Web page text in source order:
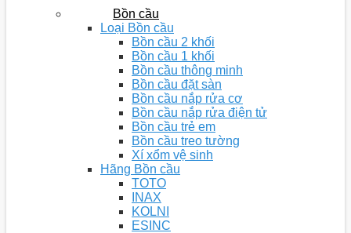
Bồn cầu
Loại Bồn cầu
Bồn cầu 2 khối
Bồn cầu 1 khối
Bồn cầu thông minh
Bồn cầu đặt sàn
Bồn cầu nắp rửa cơ
Bồn cầu nắp rửa điện tử
Bồn cầu trẻ em
Bồn cầu treo tường
Xí xổm vệ sinh
Hãng Bồn cầu
TOTO
INAX
KOLNI
ESINC